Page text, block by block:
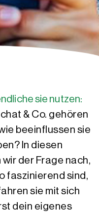
sie nutzen:
& Co. gehören
beeinflussen sie
In diesen
der Frage nach,
faszinierend sind,
sie mit sich
dein eigenes